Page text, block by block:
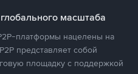
масштаба
платформы нацелены на
представляет собой
площадку с поддержкой